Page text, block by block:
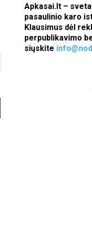
Apkasai.lt –
pasaulinio karo
Klausimus dėl
perpublikavimo
siųskite